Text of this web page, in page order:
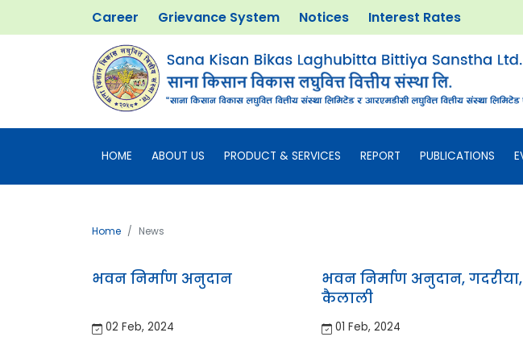
Career Grievance System Notices Interest Rates
HOME ABOUT US PRODUCT & SERVICES REPORT PUBLICATIONS
Home News
भवन निर्माण अनुदान
02 Feb, 2024
भवन निर्माण अनुदान, गदरीया,
कैलाली
01 Feb, 2024